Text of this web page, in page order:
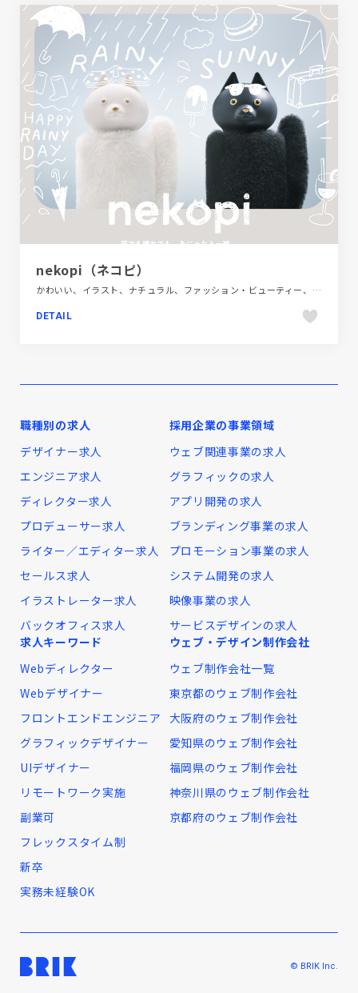
nekopi（ネコピ）
かわいい、イラスト、ナチュラル、ファッション・ビューティー、ブランド・サービスサイト、ベージュ・ゴールド系、大きめ写真
DETAIL
職種別の求人
デザイナー求人
エンジニア求人
ディレクター求人
プロデューサー求人
ライター／エディター求人
セールス求人
イラストレーター求人
バックオフィス求人
採用企業の事業領域
ウェブ関連事業の求人
グラフィックの求人
アプリ開発の求人
ブランディング事業の求人
プロモーション事業の求人
システム開発の求人
映像事業の求人
サービスデザインの求人
求人キーワード
Webディレクター
Webデザイナー
フロントエンドエンジニア
グラフィックデザイナー
UIデザイナー
リモートワーク実施
副業可
フレックスタイム制
新卒
実務未経験OK
ウェブ・デザイン制作会社
ウェブ制作会社一覧
東京都のウェブ制作会社
大阪府のウェブ制作会社
愛知県のウェブ制作会社
福岡県のウェブ制作会社
神奈川県のウェブ制作会社
京都府のウェブ制作会社
© BRIK Inc.